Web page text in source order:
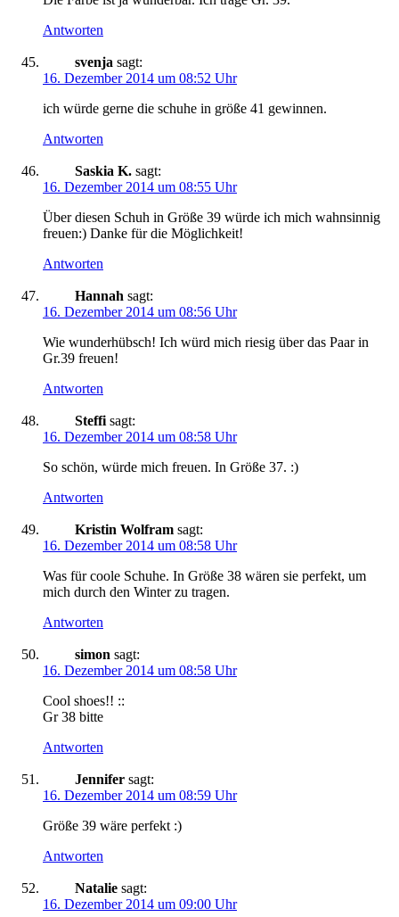
Antworten
svenja sagt:
16. Dezember 2014 um 08:52 Uhr
ich würde gerne die schuhe in größe 41 gewinnen.
Antworten
Saskia K. sagt:
16. Dezember 2014 um 08:55 Uhr
Über diesen Schuh in Größe 39 würde ich mich wahnsinnig
freuen:) Danke für die Möglichkeit!
Antworten
Hannah sagt:
16. Dezember 2014 um 08:56 Uhr
Wie wunderhübsch! Ich würd mich riesig über das Paar in
Gr.39 freuen!
Antworten
Steffi sagt:
16. Dezember 2014 um 08:58 Uhr
So schön, würde mich freuen. In Größe 37. :)
Antworten
Kristin Wolfram sagt:
16. Dezember 2014 um 08:58 Uhr
Was für coole Schuhe. In Größe 38 wären sie perfekt, um
mich durch den Winter zu tragen.
Antworten
simon sagt:
16. Dezember 2014 um 08:58 Uhr
Cool shoes!! ::
Gr 38 bitte
Antworten
Jennifer sagt:
16. Dezember 2014 um 08:59 Uhr
Größe 39 wäre perfekt :)
Antworten
Natalie sagt:
16. Dezember 2014 um 09:00 Uhr